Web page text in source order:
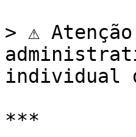
> ⚠️
individual
***